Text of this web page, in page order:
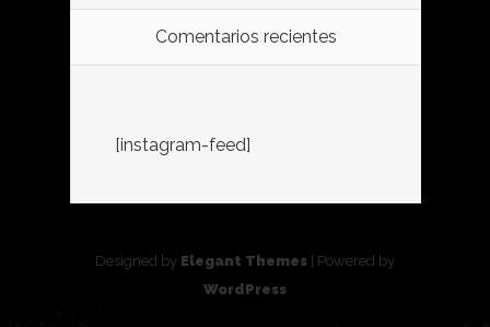
Comentarios recientes
[instagram-feed]
Designed by Elegant Themes | Powered by
WordPress